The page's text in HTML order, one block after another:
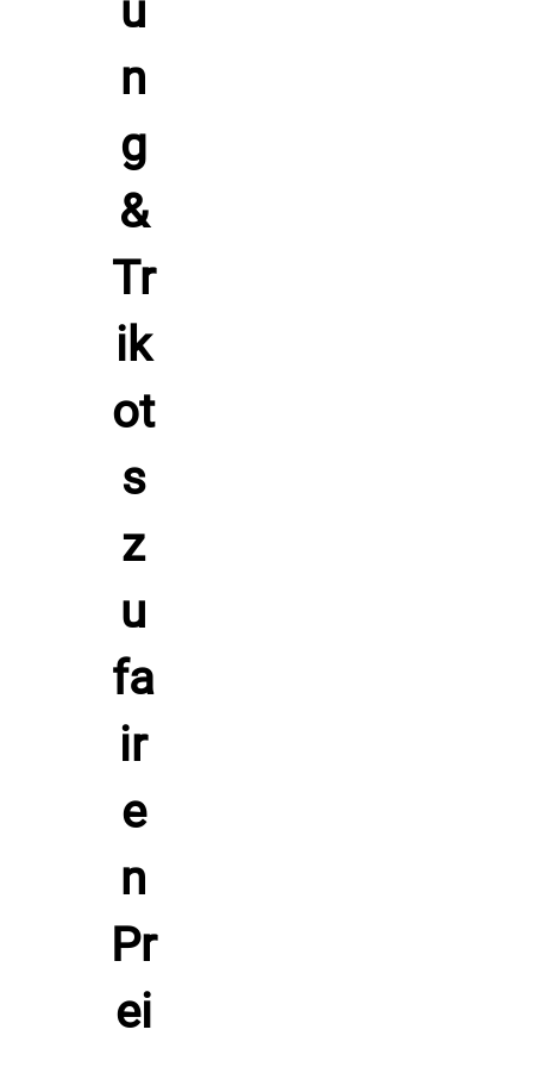
und zeige deinen sportlichen Lifestyle auf dem Weg zum
Platz, beim Aufwärmen und in der Freizeit. Spüre warme
für dein Team.
Lindestraat 58,